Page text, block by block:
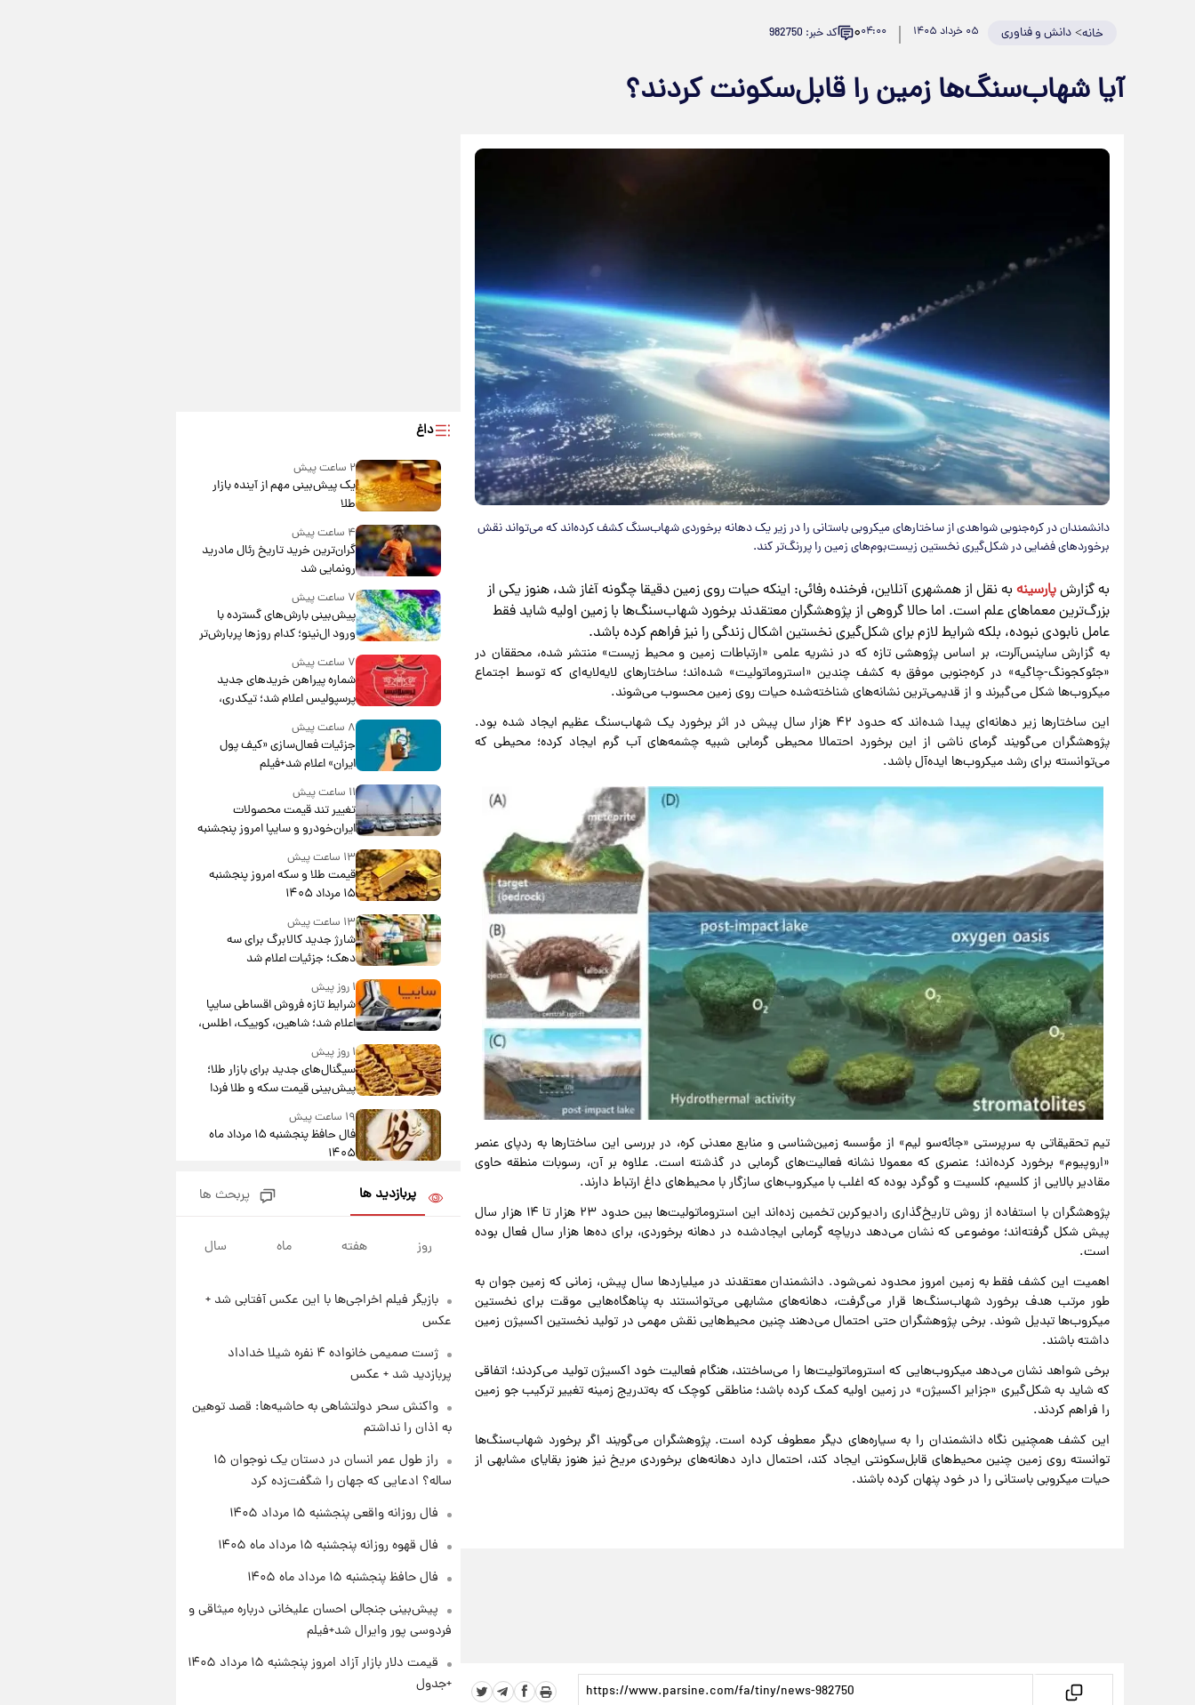
خانه>دانش و فناوری ۰۵ خرداد ۱۴۰۵ ۰۴:۰۰۰ کد خبر: 982750
آیا شهاب‌سنگ‌ها زمین را قابل‌سکونت کردند؟
دانشمندان در کره‌جنوبی شواهدی از ساختارهای میکروبی باستانی را در زیر یک دهانه برخوردی شهاب‌سنگ کشف کرده‌اند که می‌تواند نقش
برخوردهای فضایی در شکل‌گیری نخستین زیست‌بوم‌های زمین را پررنگ‌تر کند.
به گزارشپارسینه به نقل از همشهری آنلاین، فرخنده رفائی: اینکه حیات روی زمین دقیقا چگونه آغاز شد، هنوز یکی از
بزرگ‌ترین معماهای علم است. اما حالا گروهی از پژوهشگران معتقدند برخورد شهاب‌سنگ‌ها با زمین اولیه شاید فقط
عامل نابودی نبوده، بلکه شرایط لازم برای شکل‌گیری نخستین اشکال زندگی را نیز فراهم کرده باشد.
به گزارش ساینس‌آلرت، بر اساس پژوهشی تازه که در نشریه علمی «ارتباطات زمین و محیط زیست» منتشر شده، محققان در
«جئوکجونگ-چاگیه» در کره‌جنوبی موفق به کشف چندین «استروماتولیت» شده‌اند؛ ساختارهای لایه‌لایه‌ای که توسط اجتماع
میکروب‌ها شکل می‌گیرند و از قدیمی‌ترین نشانه‌های شناخته‌شده حیات روی زمین محسوب می‌شوند.
این ساختارها زیر دهانه‌ای پیدا شده‌اند که حدود ۴۲ هزار سال پیش در اثر برخورد یک شهاب‌سنگ عظیم ایجاد شده بود.
پژوهشگران می‌گویند گرمای ناشی از این برخورد احتمالا محیطی گرمابی شبیه چشمه‌های آب گرم ایجاد کرده؛ محیطی که
می‌توانسته برای رشد میکروب‌ها ایده‌آل باشد.
تیم تحقیقاتی به سرپرستی «جائه‌سو لیم» از مؤسسه زمین‌شناسی و منابع معدنی کره، در بررسی این ساختارها به ردپای عنصر
«اروپیوم» برخورد کرده‌اند؛ عنصری که معمولا نشانه فعالیت‌های گرمابی در گذشته است. علاوه بر آن، رسوبات منطقه حاوی
مقادیر بالایی از کلسیم، کلسیت و گوگرد بوده که اغلب با میکروب‌های سازگار با محیط‌های داغ ارتباط دارند.
پژوهشگران با استفاده از روش تاریخ‌گذاری رادیوکربن تخمین زده‌اند این استروماتولیت‌ها بین حدود ۲۳ هزار تا ۱۴ هزار سال
پیش شکل گرفته‌اند؛ موضوعی که نشان می‌دهد دریاچه گرمابی ایجادشده در دهانه برخوردی، برای ده‌ها هزار سال فعال بوده
است.
اهمیت این کشف فقط به زمین امروز محدود نمی‌شود. دانشمندان معتقدند در میلیاردها سال پیش، زمانی که زمین جوان به
طور مرتب هدف برخورد شهاب‌سنگ‌ها قرار می‌گرفت، دهانه‌های مشابهی می‌توانستند به پناهگاه‌هایی موقت برای نخستین
میکروب‌ها تبدیل شوند. برخی پژوهشگران حتی احتمال می‌دهند چنین محیط‌هایی نقش مهمی در تولید نخستین اکسیژن زمین
داشته باشند.
برخی شواهد نشان می‌دهد میکروب‌هایی که استروماتولیت‌ها را می‌ساختند، هنگام فعالیت خود اکسیژن تولید می‌کردند؛ اتفاقی
که شاید به شکل‌گیری «جزایر اکسیژن» در زمین اولیه کمک کرده باشد؛ مناطقی کوچک که به‌تدریج زمینه تغییر ترکیب جو زمین
را فراهم کردند.
این کشف همچنین نگاه دانشمندان را به سیاره‌های دیگر معطوف کرده است. پژوهشگران می‌گویند اگر برخورد شهاب‌سنگ‌ها
توانسته روی زمین چنین محیط‌های قابل‌سکونتی ایجاد کند، احتمال دارد دهانه‌های برخوردی مریخ نیز هنوز بقایای مشابهی از
حیات میکروبی باستانی را در خود پنهان کرده باشند.
داغ
۲ ساعت پیش
یک پیش‌بینی مهم از آینده بازار
طلا
۴ ساعت پیش
گران‌ترین خرید تاریخ رئال مادرید
رونمایی شد
۷ ساعت پیش
پیش‌بینی بارش‌های گسترده با
ورود ال‌نینو؛ کدام روزها پربارش‌تر
خواهند بود؟
۷ ساعت پیش
شماره پیراهن خریدهای جدید
پرسپولیس اعلام شد؛ تیکدری،
۸ ساعت پیش
جزئیات فعال‌سازی «کیف پول
ایران» اعلام شد+فیلم
۱۱ ساعت پیش
تغییر تند قیمت محصولات
ایران‌خودرو و سایپا امروز پنجشنبه
۱۵ مرداد ۱۴۰۵ +جدول
۱۳ ساعت پیش
قیمت طلا و سکه امروز پنجشنبه
۱۵ مرداد ۱۴۰۵
۱۳ ساعت پیش
شارژ جدید کالابرگ برای سه
دهک؛ جزئیات اعلام شد
۱ روز پیش
شرایط تازه فروش اقساطی سایپا
اعلام شد؛ شاهین، کوییک، اطلس،
سهند و ساینا با اقساط بلندمدت +
جدول۱ روز پیش
سیگنال‌های جدید برای بازار طلا؛
پیش‌بینی قیمت سکه و طلا فردا
۱۹ ساعت پیش
فال حافظ پنجشنبه ۱۵ مرداد ماه
۱۴۰۵
فال قهوه روزانه پنجشنبه ۱۵ مرداد
ماه ۱۴۰۵
۲۱ ساعت پیش
چهارشنبه ۱۴ مرداد + جدول
۱ روز پیش
تولید سایپا؛ نام خودرو، مبلغ پیش
مشارکت چند درصد است؟
پربازدید ها پربحث ها
روز هفته ماه سال
بازیگر فیلم اخراجی‌ها با این عکس آفتابی شد +
عکس
ژست صمیمی خانواده ۴ نفره شیلا خداداد
پربازدید شد + عکس
واکنش سحر دولتشاهی به حاشیه‌ها: قصد توهین
به اذان را نداشتم
راز طول عمر انسان در دستان یک نوجوان ۱۵
ساله؟ ادعایی که جهان را شگفت‌زده کرد
فال روزانه واقعی پنجشنبه ۱۵ مرداد ۱۴۰۵
فال قهوه روزانه پنجشنبه ۱۵ مرداد ماه ۱۴۰۵
فال حافظ پنجشنبه ۱۵ مرداد ماه ۱۴۰۵
پیش‌بینی جنجالی احسان علیخانی درباره میثاقی و
فردوسی پور وایرال شد+فیلم
قیمت دلار بازار آزاد امروز پنجشنبه ۱۵ مرداد ۱۴۰۵
+جدول